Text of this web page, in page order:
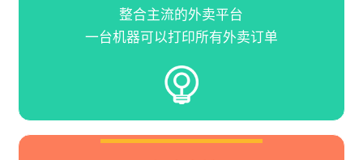
整合主流的外卖平台
一台机器可以打印所有外卖订单